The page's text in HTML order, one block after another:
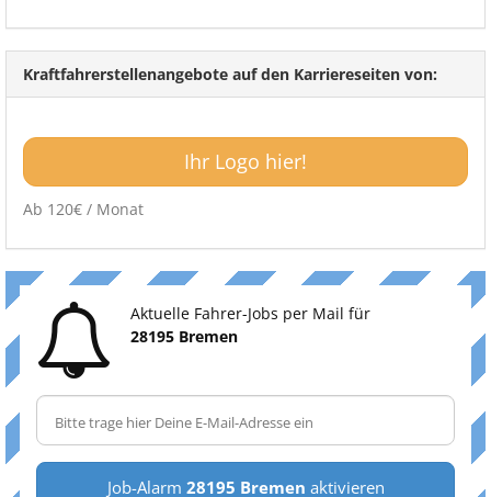
Kraftfahrerstellenangebote auf den Karriereseiten von:
Ihr Logo hier!
Ab 120€ / Monat
Aktuelle Fahrer-Jobs per Mail für
28195 Bremen
Job-Alarm 28195 Bremen aktivieren